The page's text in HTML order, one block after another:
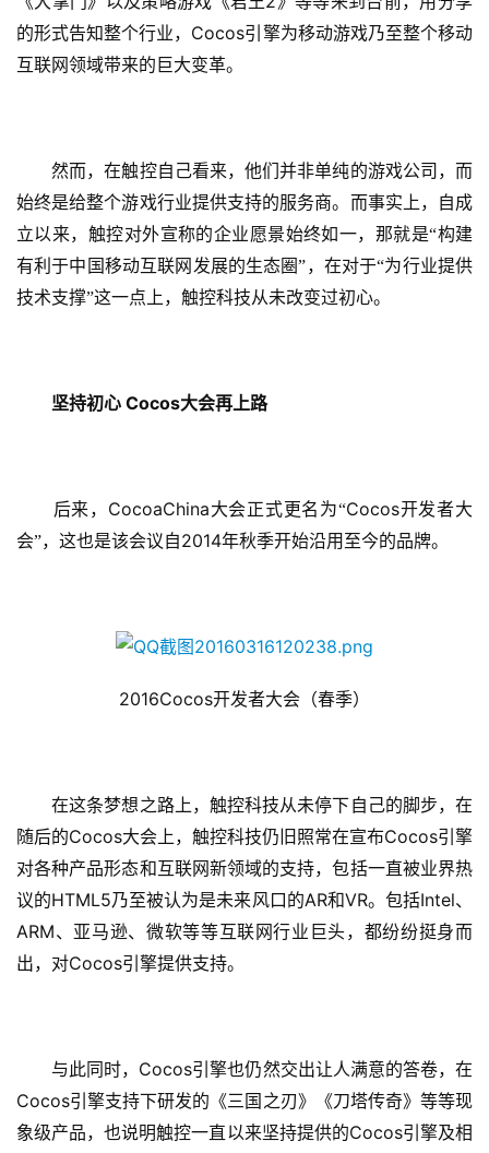
第
十
奖
7
茶
中
文
(
中
国
的形式告知整个行业， Cocos引擎为移动游戏乃至整个移动
互联网领域带来的巨大变革。
然而，在触控自己看来，他们并非单纯的游戏公司，而
始终是给整个游戏行业提供支持的服务商。而事实上，自成
立以来，触控对外宣称的企业愿景始终如一，那就是“构建
有利于中国移动互联网发展的生态圈”，在对于“为行业提供
技术支撑”这一点上，触控科技从未改变过初心。
坚持初心 Cocos大会再上路
后来， CocoaChina大会正式更名为“Cocos开发者大
会”，这也是该会议自2014年秋季开始沿用至今的品牌。
2016Cocos开发者大会（春季）
在这条梦想之路上，触控科技从未停下自己的脚步，在
随后的Cocos大会上，触控科技仍旧照常在宣布Cocos引擎
对各种产品形态和互联网新领域的支持，包括一直被业界热
议的HTML5乃至被认为是未来风口的AR和VR。包括Intel、
ARM、亚马逊、微软等等互联网行业巨头，都纷纷挺身而
出，对Cocos引擎提供支持。
与此同时， Cocos引擎也仍然交出让人满意的答卷，在
Cocos引擎支持下研发的《三国之刃》《刀塔传奇》等等现
象级产品，也说明触控一直以来坚持提供的Cocos引擎及相